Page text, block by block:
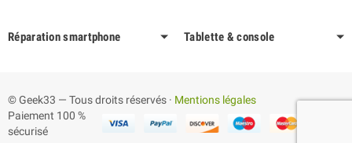
Réparation smartphone Tablette & console
© Geek33 — Tous droits réservés · Mentions légales
Paiement 100 %
sécurisé